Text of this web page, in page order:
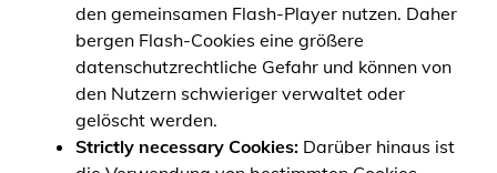
den gemeinsamen Flash-Player nutzen. Daher
bergen Flash-Cookies eine größere
datenschutzrechtliche Gefahr und können von
den Nutzern schwieriger verwaltet oder
gelöscht werden.
Strictly necessary Cookies: Darüber hinaus ist